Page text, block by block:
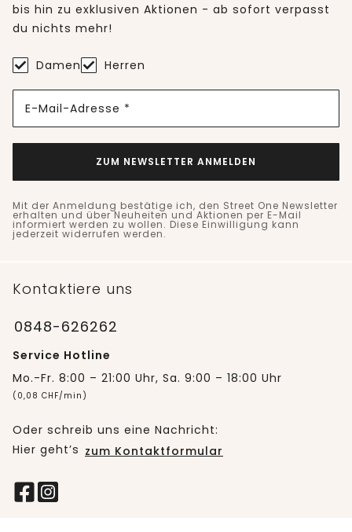
bis hin zu exklusiven Aktionen - ab sofort verpasst
du nichts mehr!
Damen Herren
E-Mail-Adresse *
ZUM NEWSLETTER ANMELDEN
Mit der Anmeldung bestätige ich, den Street One Newsletter
erhalten und über Neuheiten und Aktionen per E-Mail
informiert werden zu wollen. Diese Einwilligung kann
jederzeit widerrufen werden.
Kontaktiere uns
0848-626262
Service Hotline
Mo.-Fr. 8:00 – 21:00 Uhr, Sa. 9:00 – 18:00 Uhr
(0,08 CHF/min)
Oder schreib uns eine Nachricht:
Hier geht’s zum Kontaktformular